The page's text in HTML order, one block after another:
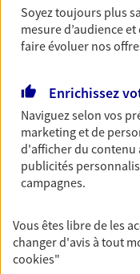
cohérent avec vos
épargne
De nombreuses
fructifier votre
objectifs ? Rien ne
Assurance vie,
Préparer
Anticipez les
nos différentes
Soyez toujours plus
mesure d’audience
faire évoluer nos
Enrichissez
Naviguez selon vos
marketing et de
d'afficher du contenu
publicités
campagnes.
Vous êtes libre de les
changer d'avis à tout
cookies"